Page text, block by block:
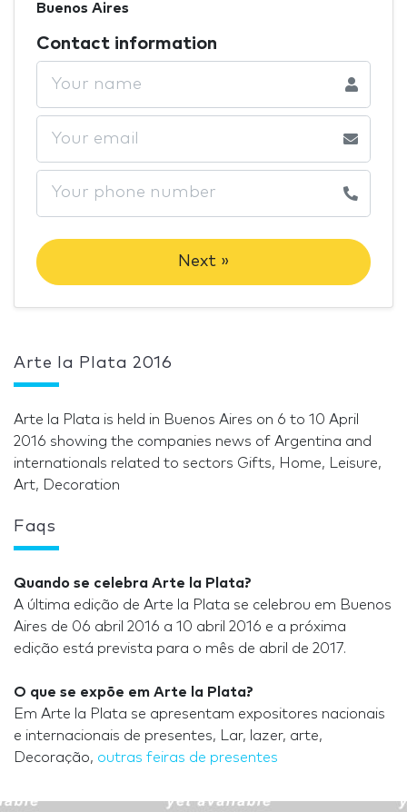
Buenos Aires
Contact information
Next »
Arte la Plata 2016
Arte la Plata is held in Buenos Aires on 6 to 10 April
2016 showing the companies news of Argentina and
internationals related to sectors Gifts, Home, Leisure,
Art, Decoration
Faqs
Quando se celebra Arte la Plata?
A última edição de Arte la Plata se celebrou em Buenos
Aires de 06 abril 2016 a 10 abril 2016 e a próxima
edição está prevista para o mês de abril de 2017.
O que se expõe em Arte la Plata?
Em Arte la Plata se apresentam expositores nacionais
e internacionais de presentes, Lar, lazer, arte,
Decoração, outras feiras de presentes